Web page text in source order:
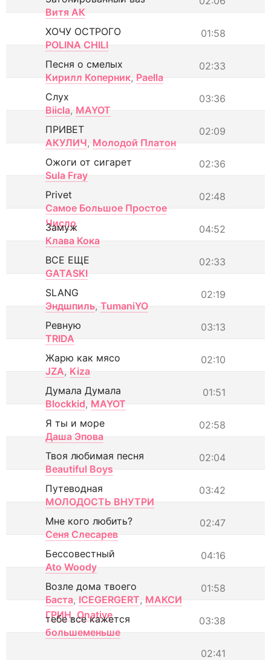
Витя АК
01:58
ХОЧУ ОСТРОГО
POLINA CHILI
02:33
Песня о смелых
Кирилл Коперник, Paella
03:36
Слух
Biicla, MAYOT
02:09
ПРИВЕТ
АКУЛИЧ, Молодой Платон
02:36
Ожоги от сигарет
Sula Fray
02:48
Privet
Самое Большое Простое
Число
04:52
Замуж
Клава Кока
02:33
ВСЕ ЕЩЕ
GATASKI
02:19
SLANG
Эндшпиль, TumaniYO
03:13
Ревную
TRIDA
02:10
Жарю как мясо
JZA, Kiza
01:51
Думала Думала
Blockkid, MAYOT
02:58
Я ты и море
Даша Эпова
02:04
Твоя любимая песня
Beautiful Boys
03:42
Путеводная
МОЛОДОСТЬ ВНУТРИ
02:47
Мне кого любить?
Сеня Слесарев
04:16
Бессовестный
Ato Woody
01:58
Возле дома твоего
Баста, ICEGERGERT, МАКСИ
ГРИН, Onative 03:38
тебе все кажется
большеменьше
02:41